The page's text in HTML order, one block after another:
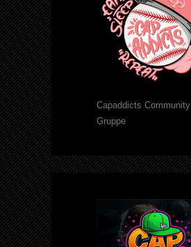
Capaddicts Community
Gruppe